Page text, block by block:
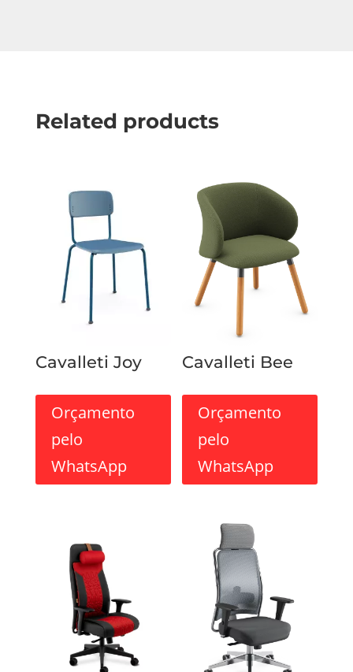
Related products
Cavalleti Joy
Orçamento
pelo
WhatsApp
Cavalleti Bee
Orçamento
pelo
WhatsApp